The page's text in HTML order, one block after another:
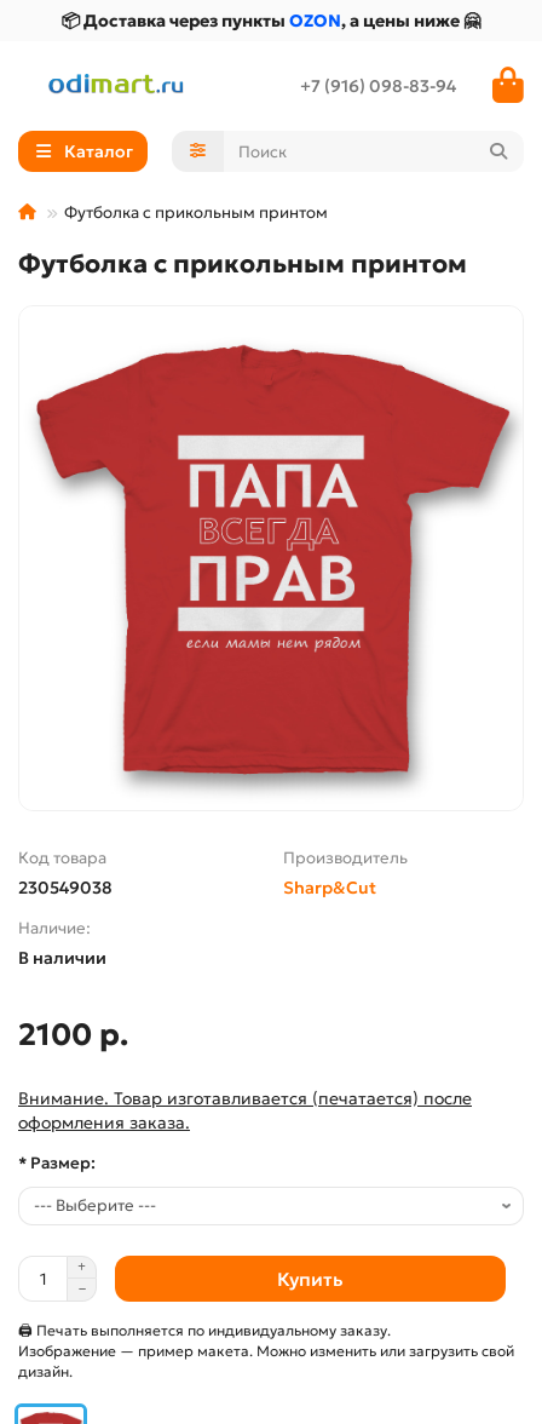
📦 Доставка через пункты OZON, а цены ниже 🤗
+7 (916) 098-83-94
Каталог
Футболка с прикольным принтом
Футболка с прикольным принтом
Код товара
230549038
Производитель
Sharp&Cut
Наличие:
В наличии
2100 р.
Внимание. Товар изготавливается (печатается) после
оформления заказа.
* Размер:
Купить
🖨 Печать выполняется по индивидуальному заказу.
Изображение — пример макета. Можно изменить или загрузить свой
дизайн.